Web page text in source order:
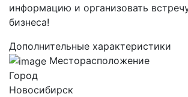
информацию и организовать
бизнеса!
Дополнительные характеристики
Месторасположение
Город
Новосибирск